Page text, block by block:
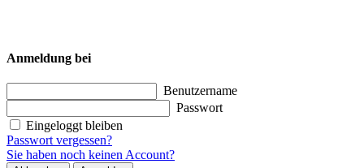
Anmeldung bei
Benutzername
Passwort
Eingeloggt bleiben
Passwort vergessen?
Sie haben noch keinen Account?